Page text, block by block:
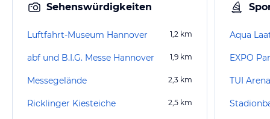
Sehenswürdigkeiten
Luftfahrt-Museum Hannover 1,2 km
abf und B.I.G. Messe Hannover 1,9 km
Messegelände 2,3 km
Ricklinger Kiesteiche 2,5 km
Aqua
EXPO
TUI Arena